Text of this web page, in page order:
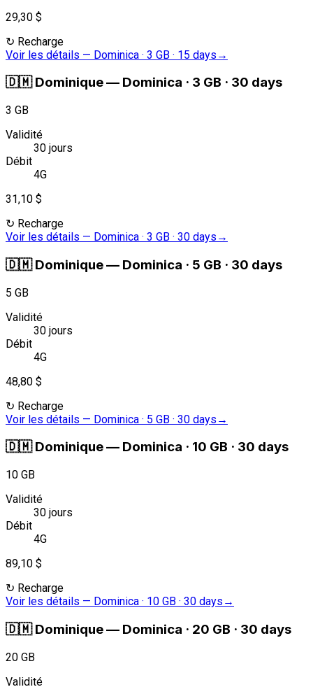
29,30 $
↻ Recharge
Voir les détails — Dominica · 3 GB · 15 days →
🇩🇲 Dominique— Dominica · 3 GB · 30 days
3 GB
Validité
30 jours
Débit
4G
31,10 $
↻ Recharge
Voir les détails — Dominica · 3 GB · 30 days →
🇩🇲 Dominique— Dominica · 5 GB · 30 days
5 GB
Validité
30 jours
Débit
4G
48,80 $
↻ Recharge
Voir les détails — Dominica · 5 GB · 30 days →
🇩🇲 Dominique— Dominica · 10 GB · 30 days
10 GB
Validité
30 jours
Débit
4G
89,10 $
↻ Recharge
Voir les détails — Dominica · 10 GB · 30 days →
🇩🇲 Dominique— Dominica · 20 GB · 30 days
20 GB
Validité